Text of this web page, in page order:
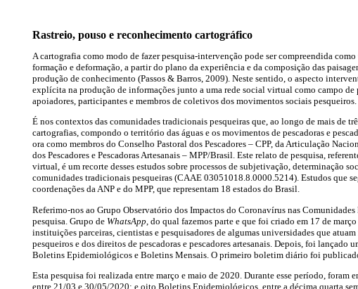
Rastreio, pouso e reconhecimento cartográfico
A cartografia como modo de fazer pesquisa-intervenção pode ser compreendida
formação e deformação, a partir do plano da experiência e da composição das
produção de conhecimento (Passos & Barros, 2009). Neste sentido, o aspecto
explícita na produção de informações junto a uma rede social virtual como campo de
apoiadores, participantes e membros de coletivos dos movimentos sociais pesqueiros.
É nos contextos das comunidades tradicionais pesqueiras que, ao longo de mais de
cartografias, compondo o território das águas e os movimentos de pescadoras e
ora como membros do Conselho Pastoral dos Pescadores – CPP, da Articulação
dos Pescadores e Pescadoras Artesanais – MPP/Brasil. Este relato de pesquisa,
virtual, é um recorte desses estudos sobre processos de subjetivação, determinação
comunidades tradicionais pesqueiras (CAAE 03051018.8.0000.5214). Estudos que
coordenações da ANP e do MPP, que representam 18 estados do Brasil.
Referimo-nos ao Grupo Observatório dos Impactos do Coronavírus nas
pesquisa. Grupo de WhatsApp , do qual fazemos parte e que foi criado em 17 de
instituições parceiras, cientistas e pesquisadores de algumas universidades que
pesqueiros e dos direitos de pescadoras e pescadores artesanais. Depois, foi lançado
Boletins Epidemiológicos e Boletins Mensais. O primeiro boletim diário foi
Esta pesquisa foi realizada entre março e maio de 2020. Durante esse período,
entre 21/03 e 30/05/2020; e oito Boletins Epidemiológicos, entre a décima quarta